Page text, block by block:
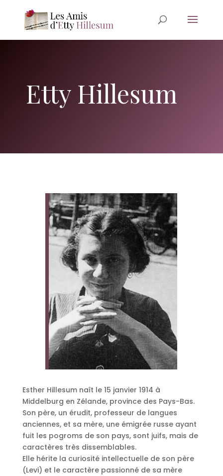
Etty Hillesum
Esther Hillesum naît le 15 janvier 1914 à
Middelburg en Zélande, province des Pays-Bas.
Son père, un érudit, professeur de langues
anciennes, et sa mère, une émigrée russe ayant
fuit les pogroms de son pays, sont juifs, mais de
caractères très dissemblables.
Elle hérite la curiosité intellectuelle de son père
(Levi) et le caractère passionné de sa mère